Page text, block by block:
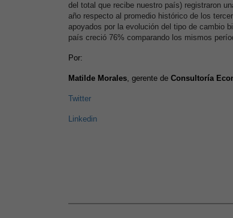
del total que recibe nuestro país) registraron
año respecto al promedio histórico de los
apoyados por la evolución del tipo de cambio
país creció 76% comparando los mismos
Por:
Matilde Morales, gerente de Consultoría
Twitter
Linkedin